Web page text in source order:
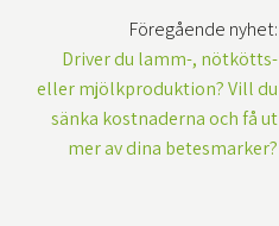
Föregående nyhet:
Driver du lamm-, nötkötts-
eller mjölkproduktion? Vill du
sänka kostnaderna och få ut
mer av dina betesmarker?